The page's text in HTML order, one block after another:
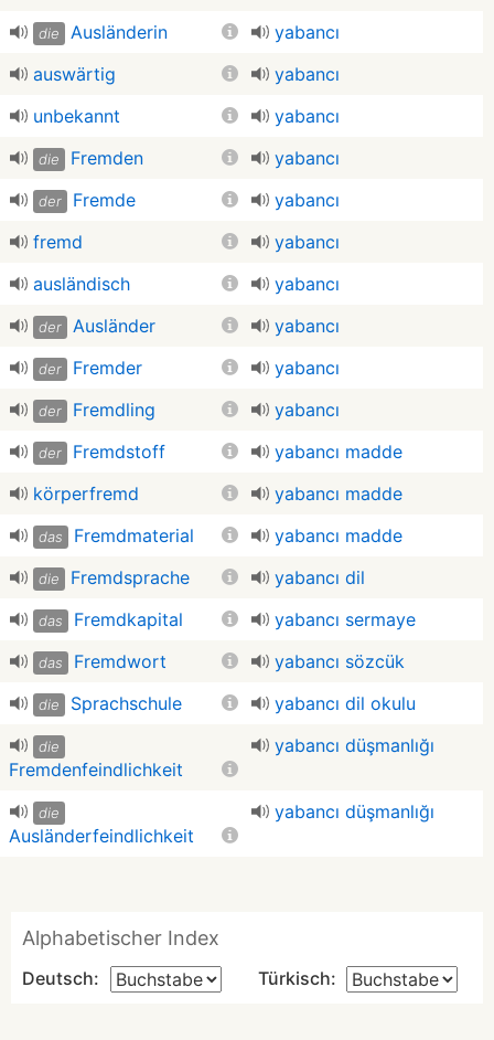
die Ausländerin
yabancı
auswärtig
yabancı
unbekannt
yabancı
die Fremden yabancı
der Fremde
yabancı
fremd
yabancı
ausländisch
yabancı
der Ausländer yabancı
der Fremder yabancı
der Fremdling yabancı
der Fremdstoff
yabancı madde
körperfremd
yabancı madde
das Fremdmaterial yabancı madde
die Fremdsprache yabancı dil
das Fremdkapital yabancı sermaye
das Fremdwort yabancı sözcük
die Sprachschule yabancı dil okulu
die
Fremdenfeindlichkeit
yabancı düşmanlığı
die
Ausländerfeindlichkeit
yabancı düşmanlığı
Alphabetischer Index
Deutsch: Türkisch: